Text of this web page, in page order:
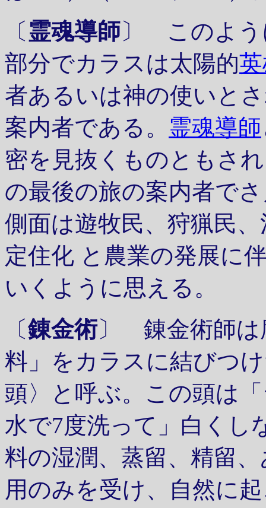
〔 霊魂導師〕 このよう
部分でカラスは太陽的
者あるいは神の使いと
案内者である。 霊魂導師
密を見抜くものともさ
の最後の旅の案内者で
側面は遊牧民、狩猟民
定住化 と農業の発展に
いくように思える。
〔錬金術〕 錬金術師は
料」をカラスに結びつ
頭〉と呼ぶ。この頭は
水で7度洗って」白くし
料の湿潤、蒸留、精留
用のみを受け、自然に